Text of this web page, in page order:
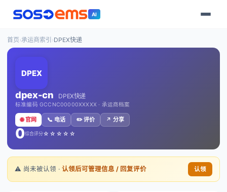
AI
首页›承运商索引 ›DPEX快递
DPEX
dpex-cn DPEX快递
标准编码 GCCNC00000XXXXX · 承运商档案
🌐 官网 📞 电话 ✏️ 评价 ↗️ 分享
0综合评分☆☆☆☆☆
⚠️ 尚未被认领 · 认领后可管理信息 / 回复评价 认领